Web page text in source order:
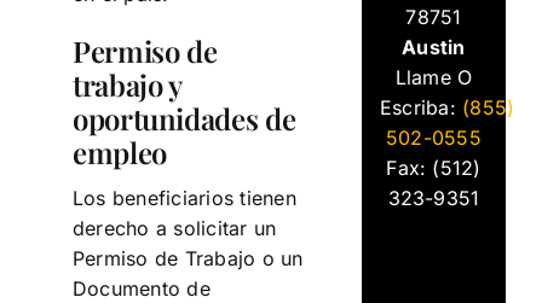
Permiso de
trabajo y
oportunidades de
empleo
Los beneficiarios tienen
derecho a solicitar un
Permiso de Trabajo o un
Documento de
78751
Austin
Llame O
Escriba: (855)
502-0555
Fax: (512)
323-9351